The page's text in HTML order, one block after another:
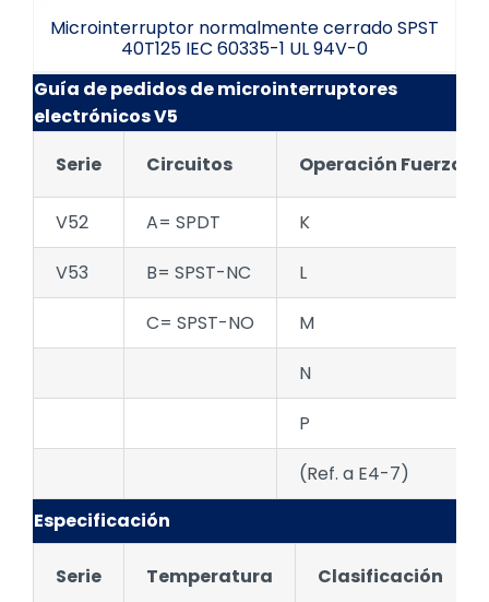
Microinterruptor normalmente cerrado SPST
40T125 IEC 60335-1 UL 94V-0
Guía de pedidos de microinterruptores
electrónicos V5
Serie
Circuitos Operación Fuerza
V52 A= SPDT
K
V53
B= SPST-NC
L
C= SPST-NO
M
N
P
(Ref. a E4-7)
Especificación
Serie Temperatura Clasificación